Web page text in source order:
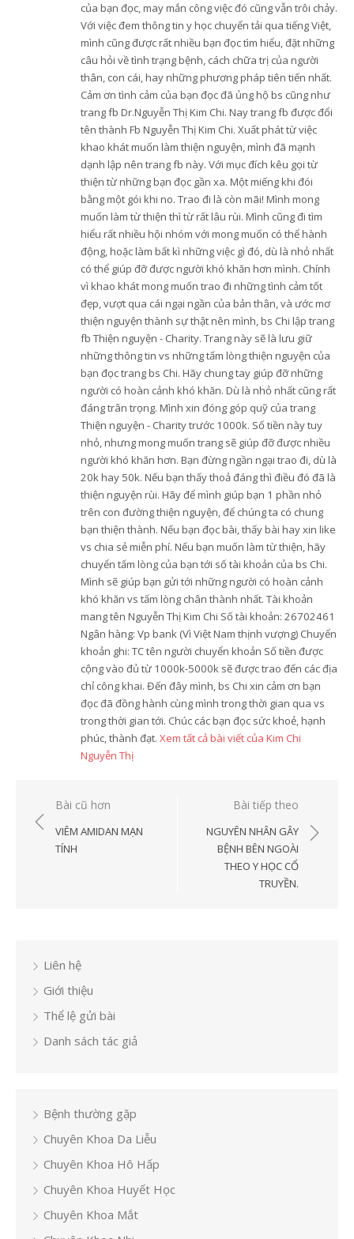
của bạn đọc, may mắn công việc đó cũng vẫn trôi chảy.
Với việc đem thông tin y học chuyển tải qua tiếng Việt,
mình cũng được rất nhiều bạn đọc tìm hiểu, đặt những
câu hỏi về tình trạng bệnh, cách chữa trị của người
thân, con cái, hay những phương pháp tiên tiến nhất.
Cảm ơn tình cảm của bạn đọc đã ủng hộ bs cũng như
trang fb Dr.Nguyễn Thị Kim Chi. Nay trang fb được đổi
tên thành Fb Nguyễn Thị Kim Chi. Xuất phát từ việc
khao khát muốn làm thiện nguyện, mình đã mạnh
dạnh lập nên trang fb này. Với mục đích kêu gọi từ
thiện từ những bạn đọc gần xa. Một miếng khi đói
bằng một gói khi no. Trao đi là còn mãi! Mình mong
muốn làm từ thiện thì từ rất lâu rùi. Mình cũng đi tìm
hiểu rất nhiều hội nhóm với mong muốn có thể hành
động, hoặc làm bất kì những việc gì đó, dù là nhỏ nhất
có thể giúp đỡ được người khó khăn hơn mình. Chính
vì khao khát mong muốn trao đi những tình cảm tốt
đẹp, vượt qua cái ngại ngần của bản thân, và ước mơ
thiện nguyện thành sự thật nên mình, bs Chi lập trang
fb Thiện nguyện - Charity. Trang này sẽ là lưu giữ
những thông tin vs những tấm lòng thiện nguyện của
bạn đọc trang bs Chi. Hãy chung tay giúp đỡ những
người có hoàn cảnh khó khăn. Dù là nhỏ nhất cũng rất
đáng trân trọng. Mình xin đóng góp quỹ của trang
Thiện nguyện - Charity trước 1000k. Số tiền này tuy
nhỏ, nhưng mong muốn trang sẽ giúp đỡ được nhiều
người khó khăn hơn. Bạn đừng ngần ngại trao đi, dù là
20k hay 50k. Nếu bạn thấy thoả đáng thì điều đó đã là
thiện nguyện rùi. Hãy để mình giúp bạn 1 phần nhỏ
trên con đường thiện nguyện, để chúng ta có chung
bạn thiện thành. Nếu bạn đọc bài, thấy bài hay xin like
vs chia sẻ miễn phí. Nếu bạn muốn làm từ thiện, hãy
chuyển tấm lòng của bạn tới số tài khoản của bs Chi.
Mình sẽ giúp bạn gửi tới những người có hoàn cảnh
khó khăn vs tấm lòng chân thành nhất. Tài khoản
mang tên Nguyễn Thị Kim Chi Số tài khoản: 26702461
Ngân hàng: Vp bank (Vì Việt Nam thịnh vượng) Chuyển
khoản ghi: TC tên người chuyển khoản Số tiền được
cộng vào đủ từ 1000k-5000k sẽ được trao đến các địa
chỉ công khai. Đến đây mình, bs Chi xin cảm ơn bạn
đọc đã đồng hành cùng mình trong thời gian qua vs
trong thời gian tới. Chúc các bạn đọc sức khoẻ, hạnh
phúc, thành đạt. Xem tất cả bài viết của Kim Chi
Nguyễn Thị
Điều
hướng
Bài cũ hơn
VIÊM AMIDAN MẠN
TÍNH
Bài tiếp theo
NGUYÊN NHÂN GÂY
BỆNH BÊN NGOÀI
THEO Y HỌC CỔ
TRUYỀN.
Liên hệ
Giới thiệu
Thể lệ gửi bài
Danh sách tác giả
Bệnh thường gặp
Chuyên Khoa Da Liễu
Chuyên Khoa Hô Hấp
Chuyên Khoa Huyết Học
Chuyên Khoa Mắt